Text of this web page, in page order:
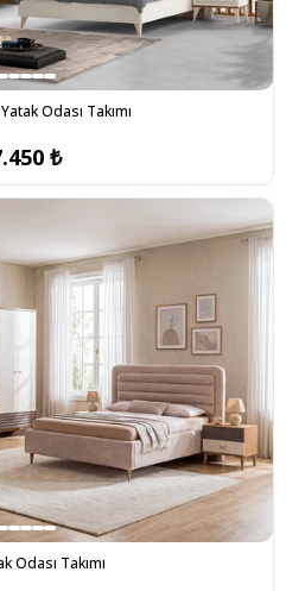
Odası Takımı
₺
Odası Takımı